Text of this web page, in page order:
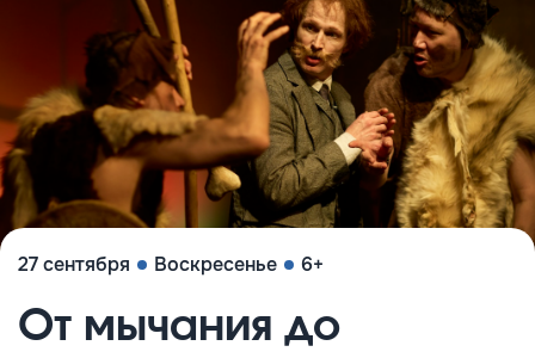
27 сентября Воскресенье 6+
От мычания до